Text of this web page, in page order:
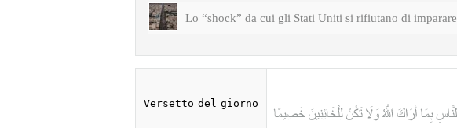
Lo “shock” da cui gli Stati Uniti si rifiutano di imparare
Versetto del giorno